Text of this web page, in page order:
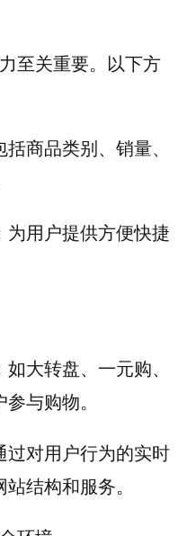
至关重要。以下方
商品类别、销量、
用户提供方便快捷
大转盘、一元购、
与购物。
过对用户行为的实时
结构和服务。